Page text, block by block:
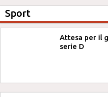
Sport
Attesa per il
serie D